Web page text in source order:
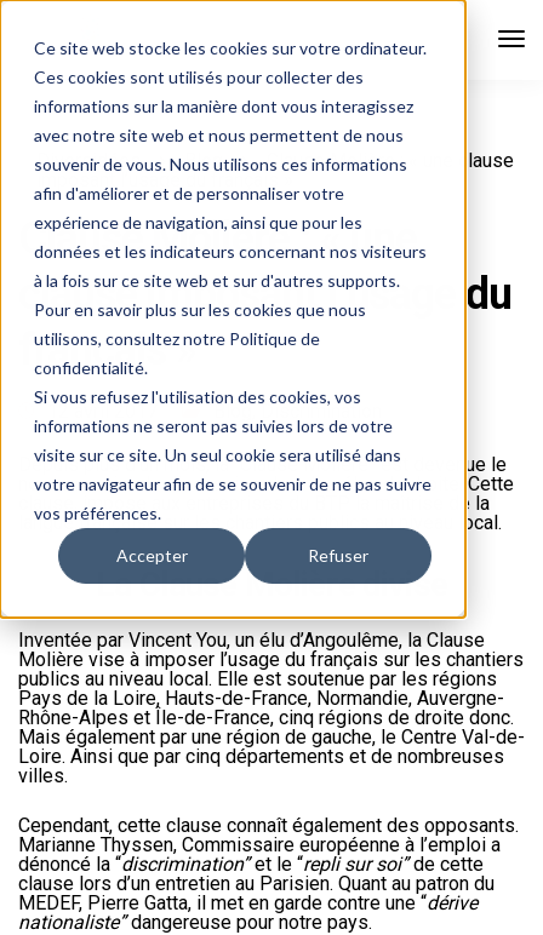
Ce site web stocke les cookies sur votre ordinateur.
Ces cookies sont utilisés pour collecter des
informations sur la manière dont vous interagissez
avec notre site web et nous permettent de nous
souvenir de vous. Nous utilisons ces informations
afin d'améliorer et de personnaliser votre
expérience de navigation, ainsi que pour les
données et les indicateurs concernant nos visiteurs
à la fois sur ce site web et sur d'autres supports.
Pour en savoir plus sur les cookies que nous
utilisons, consultez notre Politique de
confidentialité.
Si vous refusez l'utilisation des cookies, vos
informations ne seront pas suivies lors de votre
visite sur ce site. Un seul cookie sera utilisé dans
votre navigateur afin de se souvenir de ne pas suivre
vos préférences.
Accepter Refuser
Diversidées Blog
Clause Molière : « une clause
Clause Molière : « une
clause imposant l’usage du
français »
12 avril 2017 Blog,Discrimination
Depuis plus d’un mois, la “Clause Molière” est devenue le
nouveau sujet de discussion chez les élus de droite. Cette
clause, impose aux entreprises du BTP la maîtrise de la
langue française sur les chantiers publics au niveau local.
La Clause Molière divise
Inventée par Vincent You, un élu d’Angoulême, la Clause
Molière vise à imposer l’usage du français sur les chantiers
publics au niveau local. Elle est soutenue par les régions
Pays de la Loire, Hauts-de-France, Normandie, Auvergne-
Rhône-Alpes et Île-de-France, cinq régions de droite donc.
Mais également par une région de gauche, le Centre Val-de-
Loire. Ainsi que par cinq départements et de nombreuses
villes.
Cependant, cette clause connaît également des opposants.
Marianne Thyssen, Commissaire européenne à l’emploi a
dénoncé la “discrimination”et le “repli sur soi”de cette
clause lors d’un entretien au Parisien. Quant au patron du
MEDEF, Pierre Gatta, il met en garde contre une “dérive
nationaliste”dangereuse pour notre pays.